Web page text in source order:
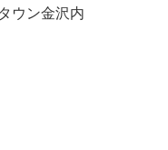
ウン金沢内